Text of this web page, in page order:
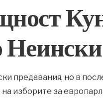
Неински
предавания, но в
изборите за